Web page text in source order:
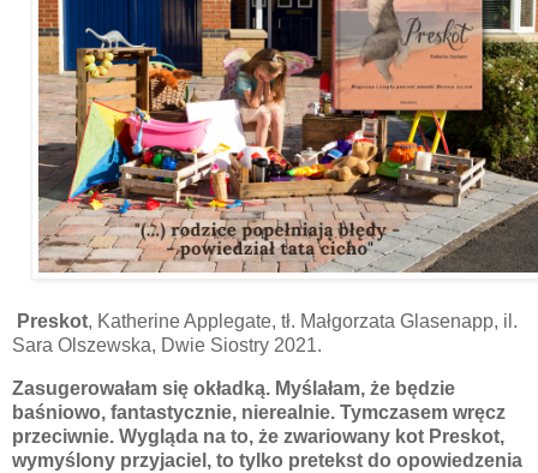
Preskot, Katherine Applegate, tł. Małgorzata Glasenapp, il.
Sara Olszewska, Dwie Siostry 2021.
Zasugerowałam się okładką. Myślałam, że będzie
baśniowo, fantastycznie, nierealnie. Tymczasem wręcz
przeciwnie. Wygląda na to, że zwariowany kot Preskot,
wymyślony przyjaciel, to tylko pretekst do opowiedzenia